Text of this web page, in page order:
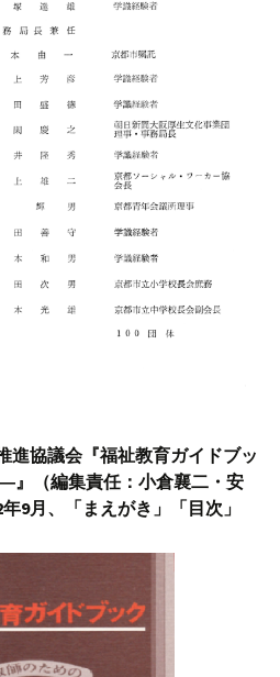
進協議会『福祉教育ガイドブッ
（編集責任：小倉襄二・安
9月、「まえがき」「目次」